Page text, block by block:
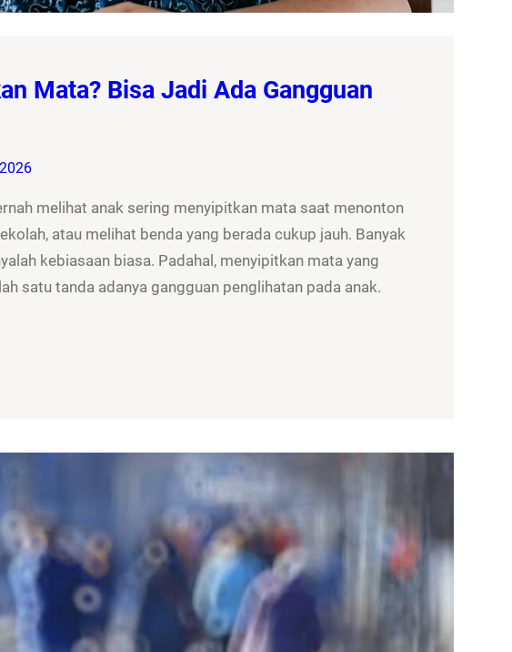
Mata? Bisa Jadi Ada Gangguan
melihat anak sering menyipitkan mata saat menonton
atau melihat benda yang berada cukup jauh. Banyak
kebiasaan biasa. Padahal, menyipitkan mata yang
satu tanda adanya gangguan penglihatan pada anak.